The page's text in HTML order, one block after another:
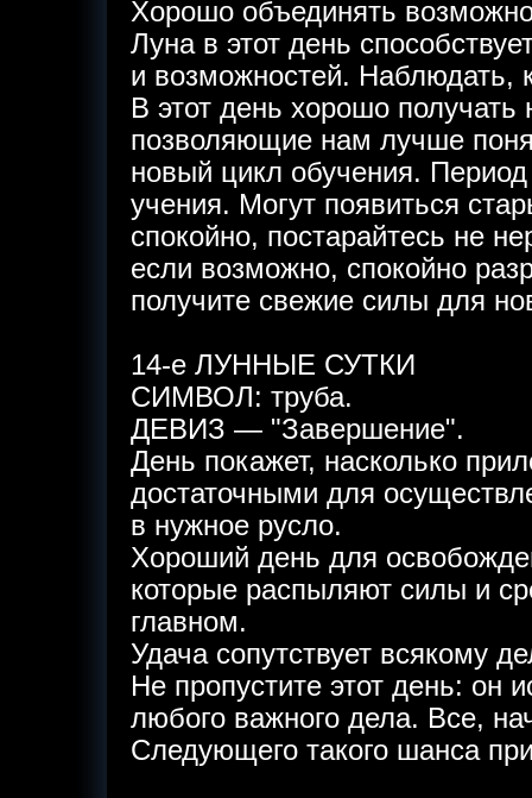
Хорошо объединять
Луна в этот день
и возможностей. Наблюдать,
В этот день хорошо
позволяющие нам лучше
новый цикл обучения.
учения. Могут появиться
спокойно, постарайтесь не
если возможно, спокойно
получите свежие силы для
14-е ЛУННЫЕ СУТКИ
СИМВОЛ: труба.
ДЕВИЗ — "Завершение".
День покажет, насколько
достаточными для
в нужное русло.
Хороший день для
которые распыляют силы и
главном.
Удача сопутствует всякому
Не пропустите этот день: он
любого важного дела. Все,
Следующего такого шанса